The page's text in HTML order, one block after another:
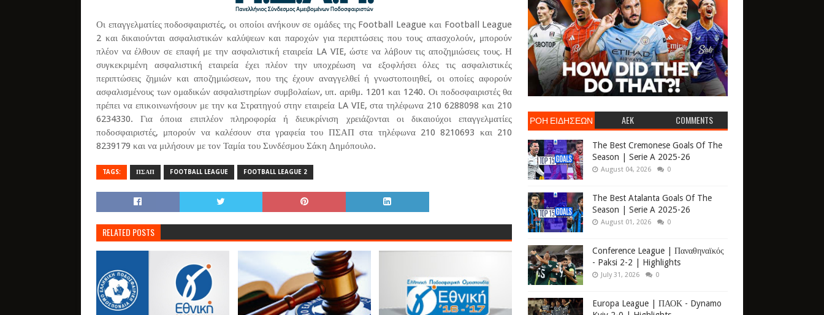
Οι επαγγελματίες ποδοσφαιριστές, οι οποίοι ανήκουν σε ομάδες της Football League και Football League
2 και δικαιούνται ασφαλιστικών καλύψεων και παροχών για περιπτώσεις που τους απασχολούν, μπορούν
πλέον να έλθουν σε επαφή με την ασφαλιστική εταιρεία LA VIE, ώστε να λάβουν τις αποζημιώσεις τους. Η
συγκεκριμένη ασφαλιστική εταιρεία έχει πλέον την υποχρέωση να εξοφλήσει όλες τις ασφαλιστικές
περιπτώσεις ζημιών και αποζημιώσεων, που της έχουν αναγγελθεί ή γνωστοποιηθεί, οι οποίες αφορούν
ασφαλισμένους των ομαδικών ασφαλιστηρίων συμβολαίων, υπ. αριθμ. 1201 και 1240. Οι ποδοσφαιριστές θα
πρέπει να επικοινωνήσουν με την κα Στρατηγού στην εταιρεία LA VIE, στα τηλέφωνα 210 6288098 και 210
6234330. Για όποια επιπλέον πληροφορία ή διευκρίνιση χρειάζονται οι δικαιούχοι επαγγελματίες
ποδοσφαιριστές, μπορούν να καλέσουν στα γραφεία του ΠΣΑΠ στα τηλέφωνα 210 8210693 και 210
8239179 και να μιλήσουν με τον Ταμία του Συνδέσμου Σάκη Δημόπουλο.
TAGS: ΠΣΑΠ FOOTBALL LEAGUE FOOTBALL LEAGUE 2
RELATED POSTS
ΡΟΗ ΕΙΔΗΣΕΩΝ AEK COMMENTS
The Best Cremonese Goals Of The
Season | Serie A 2025-26
August 04, 2026 0
The Best Atalanta Goals Of The
Season | Serie A 2025-26
August 01, 2026 0
Conference League | Παναθηναϊκός
- Paksi 2-2 | Highlights
July 31, 2026 0
Europa League | ΠΑΟΚ - Dynamo